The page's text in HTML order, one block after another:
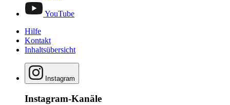
YouTube
Hilfe
Kontakt
Inhaltsübersicht
Instagram
Instagram-Kanäle